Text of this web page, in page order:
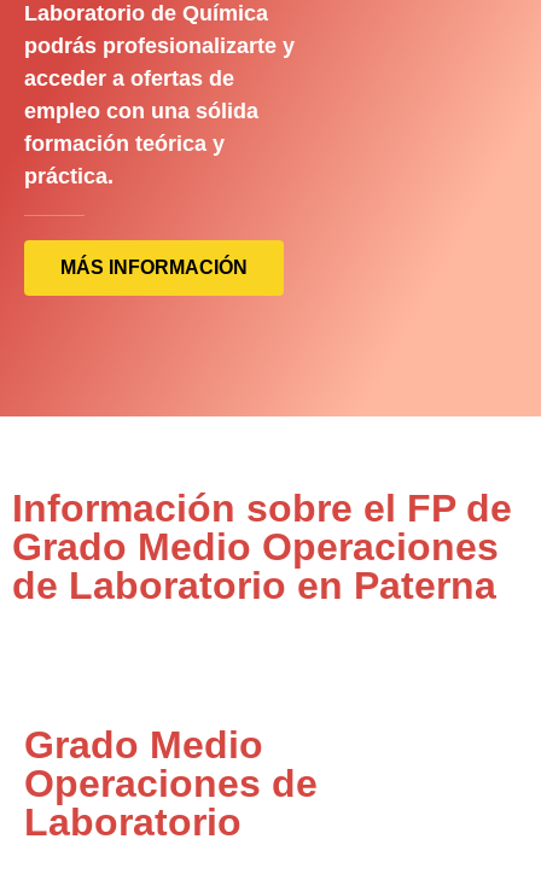
Laboratorio de Química
podrás profesionalizarte y
acceder a ofertas de
empleo con una sólida
formación teórica y
práctica.
MÁS INFORMACIÓN
Información sobre el FP de
Grado Medio Operaciones
de Laboratorio en Paterna
Grado Medio
Operaciones de
Laboratorio